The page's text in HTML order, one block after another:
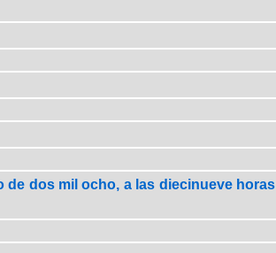
de dos mil ocho, a las diecinueve horas